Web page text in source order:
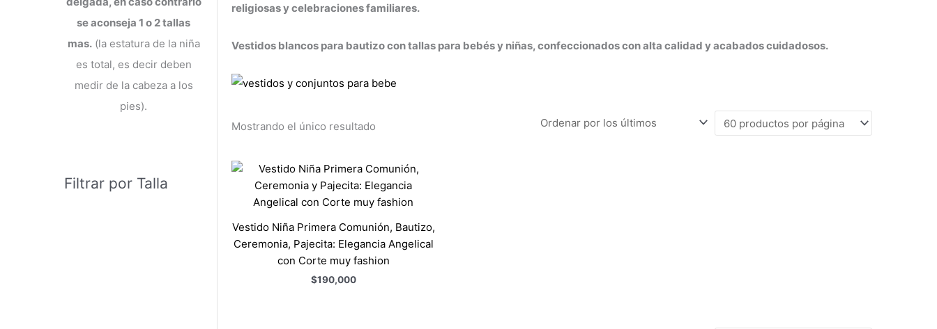
se aconseja 1 o 2 tallas
mas.(la estatura de la niña
es total, es decir deben
medir de la cabeza a los
pies).
Filtrar por Talla
religiosas y celebraciones familiares.
Vestidos blancos para bautizo con tallas para bebés y niñas, confeccionados con alta calidad y acabados cuidadosos.
Mostrando el único resultado
Vestido Niña Primera Comunión, Bautizo,
Ceremonia, Pajecita: Elegancia Angelical
con Corte muy fashion
$190,000